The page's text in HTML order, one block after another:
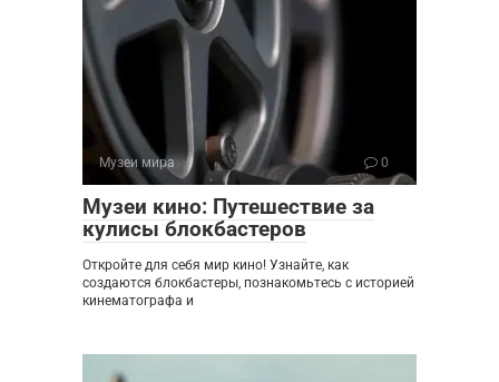
Музеи мира 0
Музеи кино: Путешествие за
кулисы блокбастеров
Откройте для себя мир кино! Узнайте, как
создаются блокбастеры, познакомьтесь с историей
кинематографа и